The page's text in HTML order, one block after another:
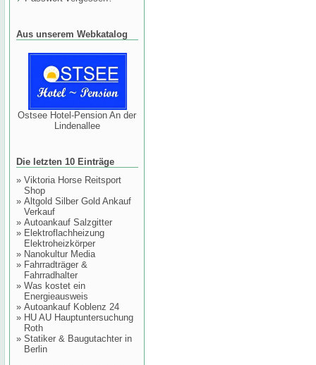
Aus unserem Webkatalog
Ostsee Hotel-Pension An der
Lindenallee
Die letzten 10 Einträge
» Viktoria Horse Reitsport
Shop
» Altgold Silber Gold Ankauf
Verkauf
» Autoankauf Salzgitter
» Elektroflachheizung
Elektroheizkörper
» Nanokultur Media
» Fahrradträger &
Fahrradhalter
» Was kostet ein
Energieausweis
» Autoankauf Koblenz 24
» HU AU Hauptuntersuchung
Roth
» Statiker & Baugutachter in
Berlin